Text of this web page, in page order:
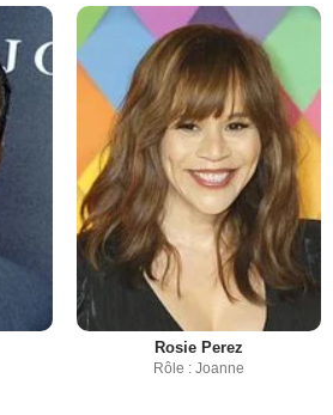
Rosie Perez
Rôle : Joanne